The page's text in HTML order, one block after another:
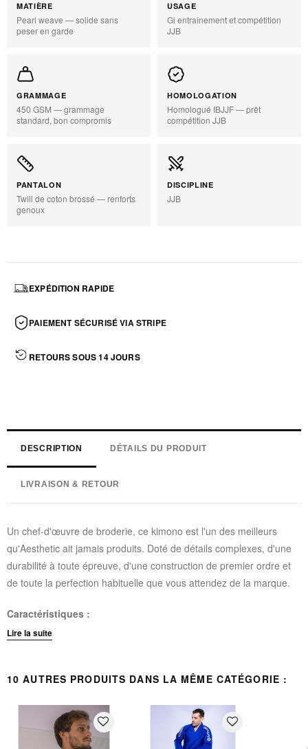
MATIÈRE
Pearl weave — solide sans
peser en garde
USAGE
Gi entraînement et compétition
JJB
GRAMMAGE
450 GSM — grammage
standard, bon compromis
HOMOLOGATION
Homologué IBJJF — prêt
compétition JJB
PANTALON
Twill de coton brossé — renforts
genoux
DISCIPLINE
JJB
EXPÉDITION RAPIDE
PAIEMENT SÉCURISÉ VIA STRIPE
RETOURS SOUS 14 JOURS
DESCRIPTION DÉTAILS DU PRODUIT
LIVRAISON & RETOUR
Un chef-d'œuvre de broderie, ce kimono est l'un des meilleurs
qu'Aesthetic ait jamais produits. Doté de détails complexes, d'une
durabilité à toute épreuve, d'une construction de premier ordre et
de toute la perfection habituelle que vous attendez de la marque.
Caractéristiques :
Veste : 450gsm toile de perle premium
Légal en compétition
Accents en coton twill et ripstop
Renforcements au niveau des genoux
Lire la suite
10 AUTRES PRODUITS DANS LA MÊME CATÉGORIE :
favorite_border favorite_border